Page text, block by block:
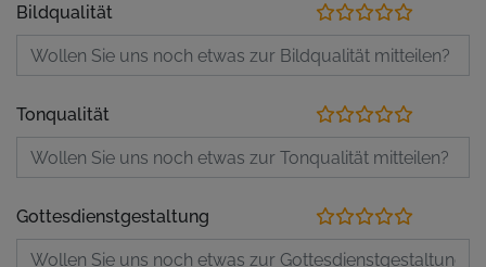
Bildqualität
Tonqualität
Gottesdienstgestaltung